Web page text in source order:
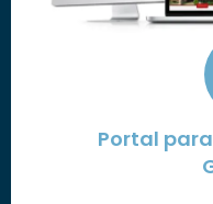
Portal